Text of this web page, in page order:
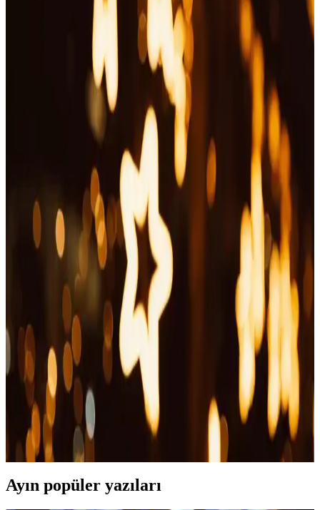
Güvenli ve ergonomik tırnak makasları, entegre koruma,
yuvarlatılmış uçlar ve yay mekanizmasıyla kullanıcı ve evcil hayvan
güvenliğini sağlar, gelişmiş teknolojilerle pratik kullanım sunar.
Genel Markalar Silikon Banyo Duş Jeli Kesesi ve
Çok Yönlü Temizlik Aleti Tanıtımı
Genel Markalar'ın silikon duş jeli kesesi ve temizlik aleti, evcil
hayvan bakımı ve banyo hijyeni için dayanıklı, esnek ve kullanışlı
çözümler sunar. Kolay kullanım ve hijyen odaklı tasarımıyla öne
Transformasyon Berber Makas Seti Profesyonel ve
Çok Yönlü Kesim Aracı Özellikleri
Transformasyon berber makas seti, yüksek keskinlik ve dayanıklılık
sağlayan paslanmaz çelikten üretilmiş, ergonomik tasarımlı çok
yönlü bir kesim aracıdır.
Pire Damlası Nedir ve Evcil Hayvanlar ile İnsanlar
İçin Güvenli Kullanım Yöntemleri
Pire damlası, hayvanlar ve insanlar için güvenli, etkili parazit önleme
ürünüdür. Doğru kullanım ve içerik seçimi ile sağlığınızı
koruyabilirsiniz.
Biofeline Ürünleri ile Evcil Hayvanların Bağışıklık
ve Sindirim Sağlığını Güçlendirme
Biofeline, kediler ve köpekler için bağışıklık ve sindirim desteği
sağlayan doğal içerikli ürünler sunar, hayvanların yaşam kalitesini
artırır.
Ayın popüler yazıları